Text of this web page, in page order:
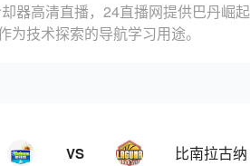
器高清直播，24直播网提供巴丹崛
技术探索的导航学习用途。
VS 比南拉古纳